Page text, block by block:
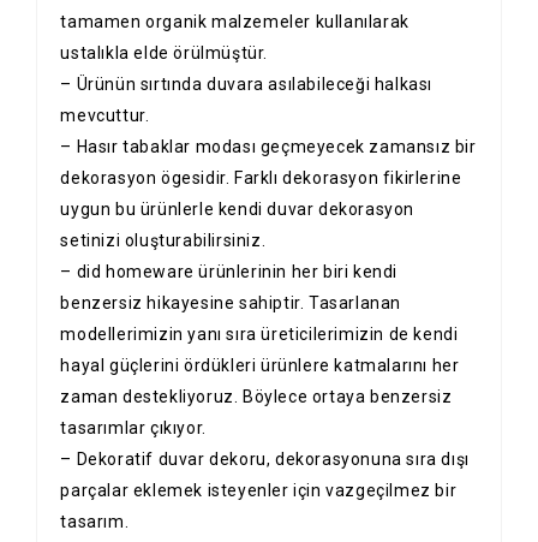
tamamen organik malzemeler kullanılarak
ustalıkla elde örülmüştür.
– Ürünün sırtında duvara asılabileceği halkası
mevcuttur.
– Hasır tabaklar modası geçmeyecek zamansız bir
dekorasyon ögesidir. Farklı dekorasyon fikirlerine
uygun bu ürünlerle kendi duvar dekorasyon
setinizi oluşturabilirsiniz.
– did homeware ürünlerinin her biri kendi
benzersiz hikayesine sahiptir. Tasarlanan
modellerimizin yanı sıra üreticilerimizin de kendi
hayal güçlerini ördükleri ürünlere katmalarını her
zaman destekliyoruz. Böylece ortaya benzersiz
tasarımlar çıkıyor.
– Dekoratif duvar dekoru, dekorasyonuna sıra dışı
parçalar eklemek isteyenler için vazgeçilmez bir
tasarım.